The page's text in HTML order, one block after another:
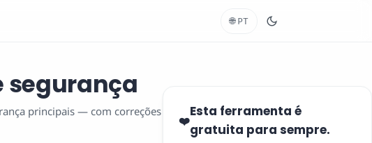
🌐 PT
segurança
principais — com correções
❤️
Esta ferramenta é
gratuita para sempre.